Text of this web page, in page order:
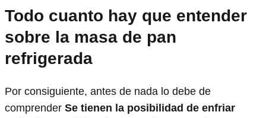
Todo cuanto hay que entender
sobre la masa de pan
refrigerada
Por consiguiente, antes de nada lo debe de
comprender Se tienen la posibilidad de enfriar